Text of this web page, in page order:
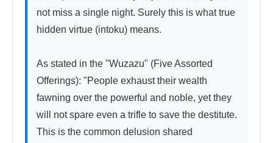
not miss a single night. Surely this is what true
hidden virtue (intoku) means.
As stated in the "Wuzazu" (Five Assorted
Offerings): "People exhaust their wealth
fawning over the powerful and noble, yet they
will not spare even a trifle to save the destitute.
This is the common delusion shared